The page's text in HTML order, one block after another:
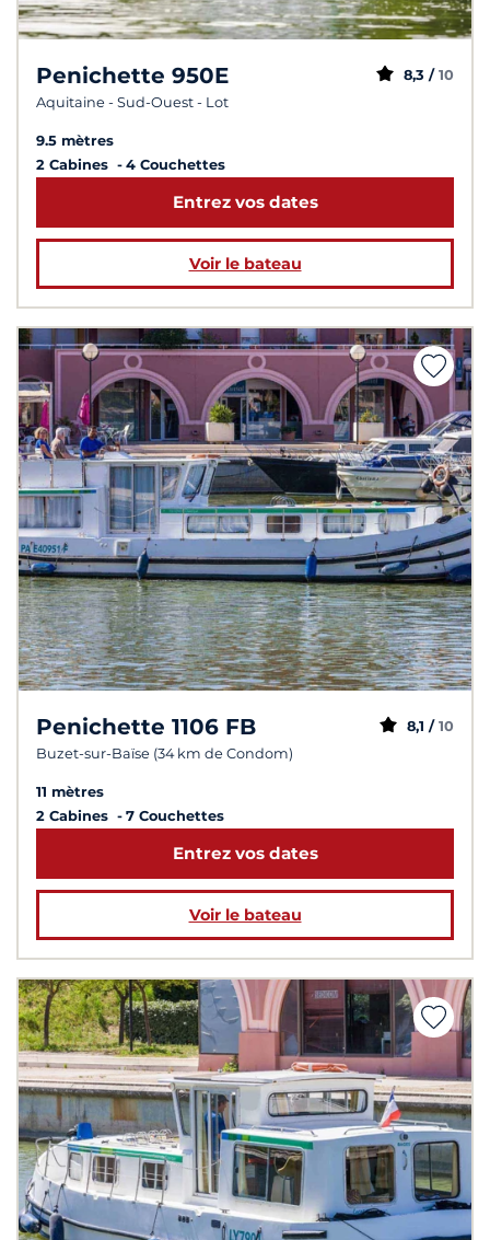
Penichette 950E
Aquitaine - Sud-Ouest - Lot
8,3 / 10
9.5 mètres
2 Cabines
4 Couchettes
Entrez vos dates
Voir le bateau
Penichette 1106 FB
Buzet-sur-Baïse (34 km de Condom)
8,1 / 10
11 mètres
2 Cabines
7 Couchettes
Entrez vos dates
Voir le bateau